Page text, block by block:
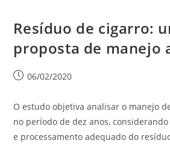
Resíduo de cigarro:
proposta de manejo
06/02/2020
O estudo objetiva analisar o manejo
no período de dez anos,
e processamento adequado do